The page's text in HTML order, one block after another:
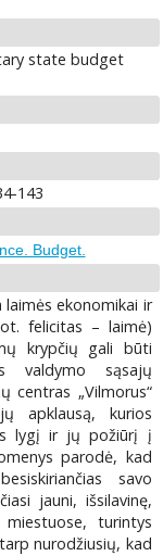
state budget
143
Budget.
ekonomikai ir
felicitas – laimė)
krypčių gali būti
valdymo sąsajų
centras „Vilmorus“
apklausą, kurios
lygį ir jų požiūrį į
parodė, kad
savo
jauni, išsilavinę,
turintys
nurodžiusių, kad